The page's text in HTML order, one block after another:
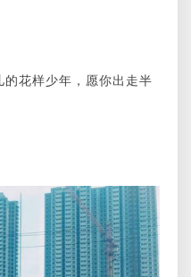
花样少年，愿你出走半